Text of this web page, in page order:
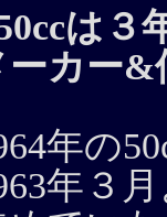
は３
ーカー&
年の
年３